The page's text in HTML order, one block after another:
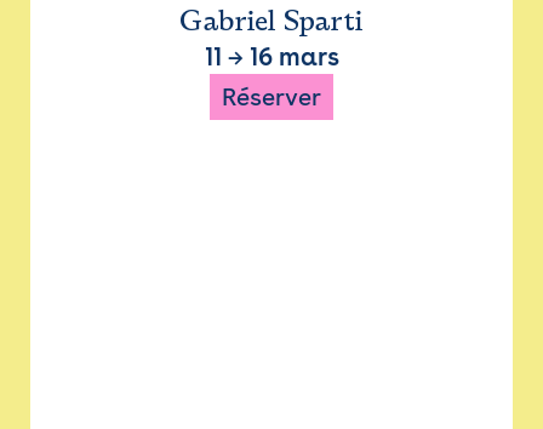
Gabriel Sparti
11 → 16 mars
Réserver